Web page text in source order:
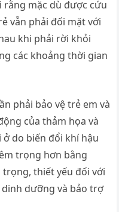
rằng mặc dù được cứu
vẫn phải đối mặt với
khi phải rời khỏi
các khoảng thời gian
phải bảo vệ trẻ em và
của thảm họa và
do biến đổi khí hậu
trọng hơn bằng
trọng, thiết yếu đối với
dưỡng và bảo trợ